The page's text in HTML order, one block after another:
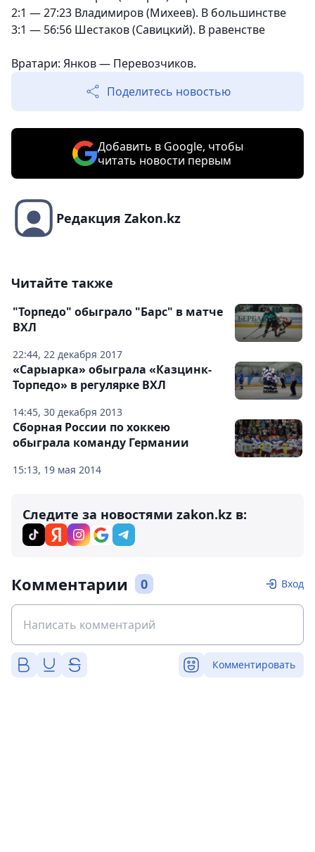
2:1 — 27:23 Владимиров (Михеев). В большинстве
3:1 — 56:56 Шестаков (Савицкий). В равенстве
Вратари: Янков — Перевозчиков.
Поделитесь новостью
Добавить в Google, чтобы
читать новости первым
Редакция Zakon.kz
Читайте также
22:44, 22 декабря 2017
"Торпедо" обыграло "Барс" в матче
ВХЛ
14:45, 30 декабря 2013
«Сарыарка» обыграла «Казцинк-
Торпедо» в регулярке ВХЛ
15:13, 19 мая 2014
Сборная России по хоккею
обыграла команду Германии
Следите за новостями zakon.kz в:
Комментарии 0 Вход
Комментировать